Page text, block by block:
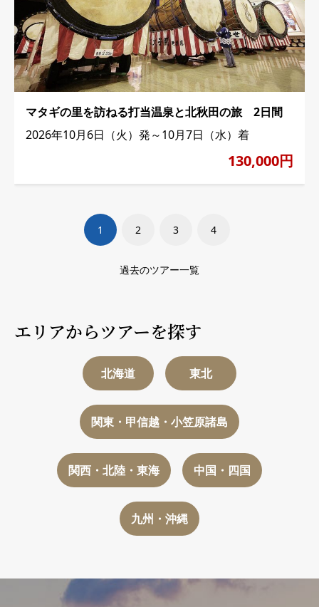
マタギの里を訪ねる打当温泉と北秋田の旅 2日間
2026年10月6日（火）発～10月7日（水）着
130,000円
1 2 3 4
過去のツアー一覧
エリアからツアーを探す
北海道 東北
関東・甲信越・小笠原諸島
関西・北陸・東海 中国・四国
九州・沖縄